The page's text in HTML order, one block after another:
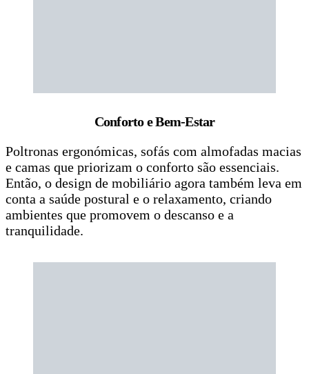
Conforto e Bem-Estar
Poltronas ergonómicas, sofás com almofadas macias
e camas que priorizam o conforto são essenciais.
Então, o design de mobiliário agora também leva em
conta a saúde postural e o relaxamento, criando
ambientes que promovem o descanso e a
tranquilidade.